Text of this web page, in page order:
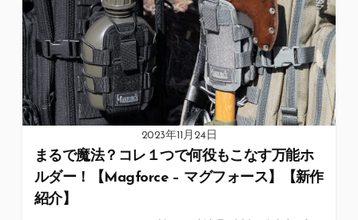
2023年11月24日
まるで魔法？コレ１つで何役もこなす万能ホ
ルダー！【Magforce – マグフォース】【新作
紹介】